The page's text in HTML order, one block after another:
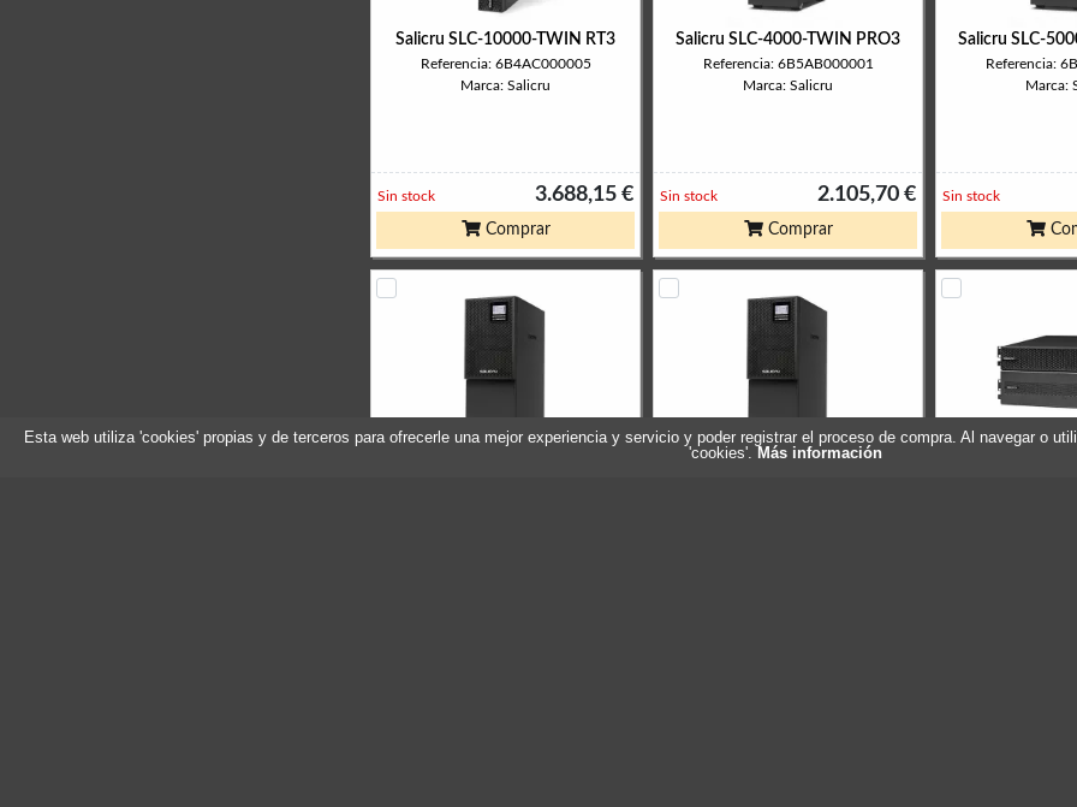
Salicru SLC-10000-TWIN RT3
Referencia: 6B4AC000005
Marca: Salicru
3.688,15 €
Sin stock
Comprar
Salicru SLC-4000-TWIN PRO3
Referencia: 6B5AB000001
Marca: Salicru
2.105,70 €
Sin stock
Comprar
Salicru SLC-
Referencia:
Marca:
Sin stock
Esta web utiliza 'cookies' propias y de terceros para ofrecerle una mejor experiencia y servicio y poder registrar el proceso de compra. Al navegar o
'cookies'. Más información